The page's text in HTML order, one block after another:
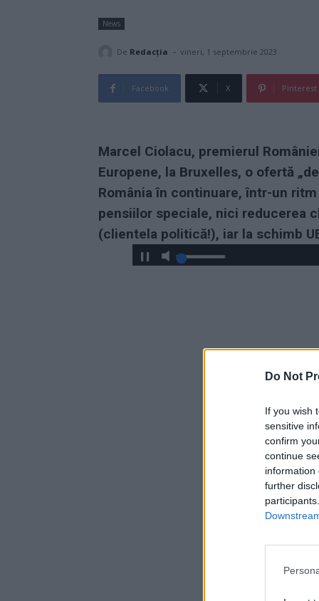
Do Not
If you wish
sensitive
confirm
continue
information
further
News
De Redacţia - vineri, 1 septembrie 2023
Facebook X Pinterest
Marcel Ciolacu, premierul
Europene, la Bruxelles, o ofertă
România în continuare, într-un
pensiilor speciale, nici reducerea
(clientela politică!), iar la schimb